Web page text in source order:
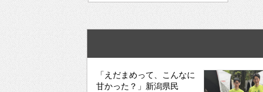
「えだまめって、こんなに
甘かった？」新潟県民